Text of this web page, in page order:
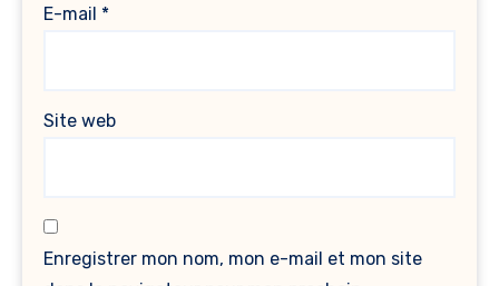
E-mail *
Site web
Enregistrer mon nom, mon e-mail et mon site